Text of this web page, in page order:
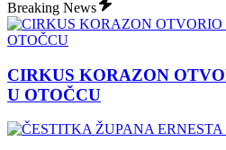
Breaking News
CIRKUS KORAZON
U OTOČCU